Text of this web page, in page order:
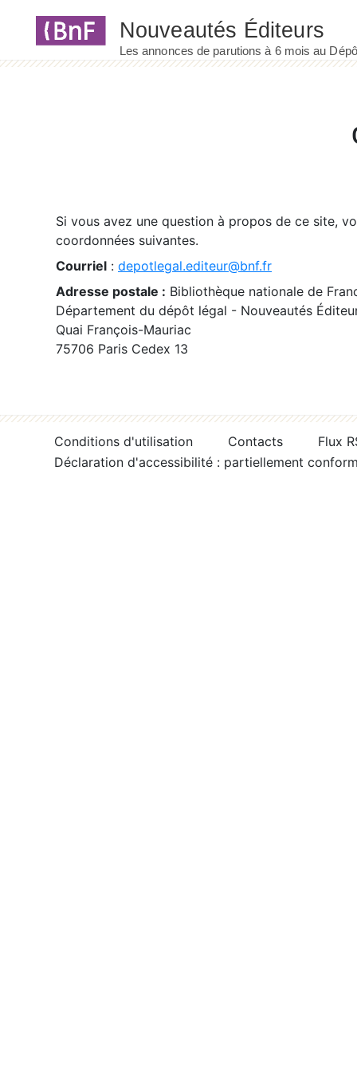
Si vous avez une question à propos de ce site,
coordonnées suivantes.
Courriel : depotlegal.editeur@bnf.fr
Adresse postale : Bibliothèque nationale de
Département du dépôt légal - Nouveautés
Quai François-Mauriac
75706 Paris Cedex 13
Conditions d'utilisation Contacts
Flux
Déclaration d'accessibilité : partiellement